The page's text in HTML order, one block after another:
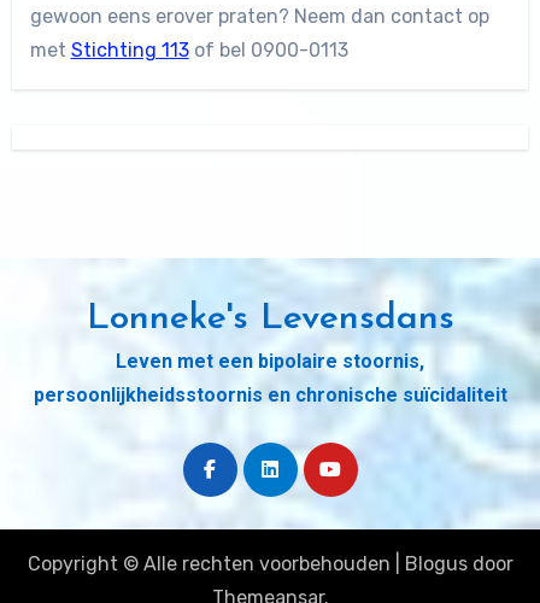
gewoon eens erover praten? Neem dan contact op
met Stichting 113of bel 0900-0113
Lonneke's Levensdans
Leven met een bipolaire stoornis,
persoonlijkheidsstoornis en chronische suïcidaliteit
Copyright © Alle rechten voorbehouden Blogusdoor
Themeansar.